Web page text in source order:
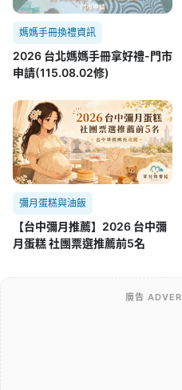
媽媽手冊換禮資訊
2026 台北媽媽手冊拿好禮-門市
申請(115.08.02修)
彌月蛋糕與油飯
【台中彌月推薦】2026 台中彌
月蛋糕 社團票選推薦前5名
廣告